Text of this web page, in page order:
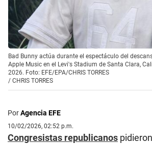
Bad Bunny actúa durante el espectáculo del
Apple Music en el Levi's Stadium de Santa Clara,
2026. Foto: EFE/EPA/CHRIS TORRES
/ CHRIS TORRES
PorAgencia EFE
10/02/2026, 02:52 p.m.
Congresistas republicanos